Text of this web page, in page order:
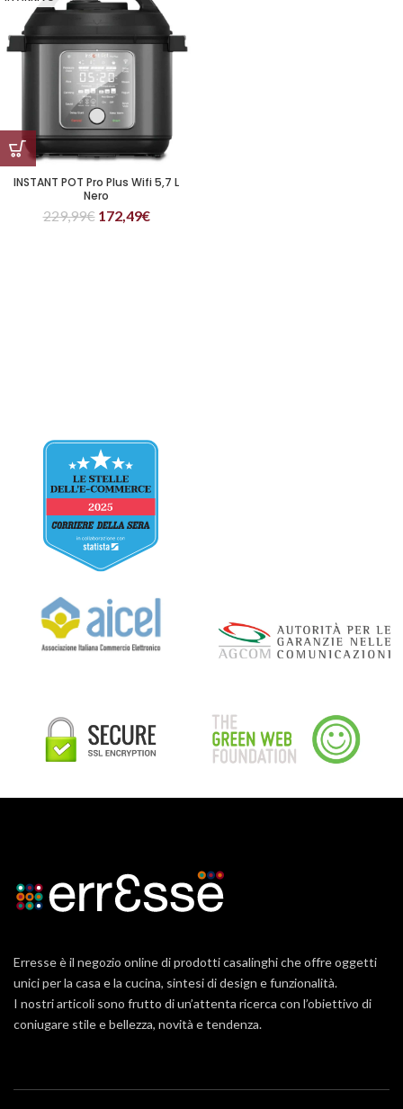
INSTANT POT Pro Plus Wifi 5,7 L
Nero
229,99€ 172,49€
Erresse è il negozio online di prodotti casalinghi che offre oggetti
unici per la casa e la cucina, sintesi di design e funzionalità.
I nostri articoli sono frutto di un’attenta ricerca con l’obiettivo di
coniugare stile e bellezza, novità e tendenza.